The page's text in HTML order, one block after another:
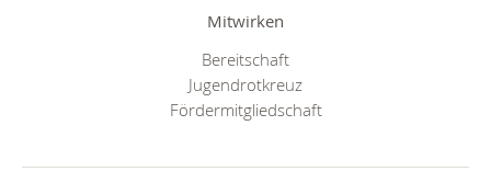
Mitwirken
Bereitschaft
Jugendrotkreuz
Fördermitgliedschaft